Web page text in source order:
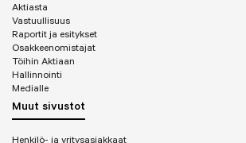
Aktiasta
Vastuullisuus
Raportit ja esitykset
Osakkeenomistajat
Töihin Aktiaan
Hallinnointi
Medialle
Muut sivustot
Henkilö- ja yritysasiakkaat